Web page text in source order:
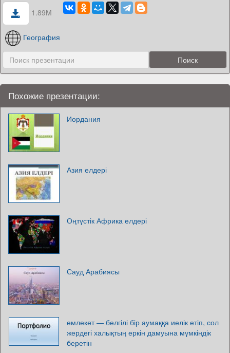
1.89M
География
Похожие презентации:
Иордания
Азия елдері
Оңтүстік Африка елдері
Сауд Арабиясы
емлекет — белгілі бір аумаққа иелік етіп, сол
жердегі халықтың еркін дамуына мүмкіндік
беретін